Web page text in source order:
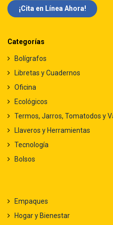
¡Cita en Línea Ah​​ora!
Categorías
Bolígrafos
Libretas y Cuadernos
Oficina
Ecológicos
Termos, Jarros, Tomatodos y
Llaveros y Herramientas
Tecnología
Bolsos
Empaques
Hogar y Bienestar